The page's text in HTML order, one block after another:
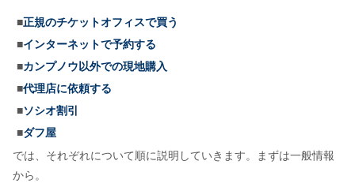
■正規のチケットオフィスで買う
■インターネットで予約する
■カンプノウ以外での現地購入
■代理店に依頼する
■ソシオ割引
■ダフ屋
では、それぞれについて順に説明していきます。まずは一般情報
から。